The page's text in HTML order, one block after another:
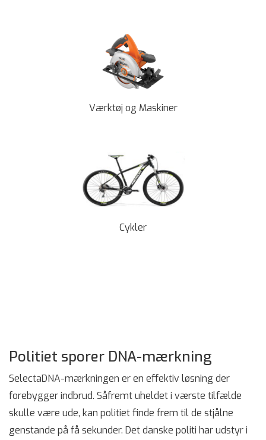
Værktøj og Maskiner
Cykler
Politiet sporer DNA-mærkning
SelectaDNA-mærkningen er en effektiv løsning der
forebygger indbrud. Såfremt uheldet i værste tilfælde
skulle være ude, kan politiet finde frem til de stjålne
genstande på få sekunder. Det danske politi har udstyr i